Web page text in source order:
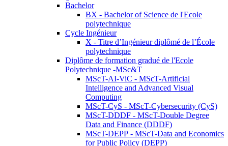
Bachelor
BX - Bachelor of Science de l'Ecole
polytechnique
Cycle Ingénieur
X - Titre d’Ingénieur diplômé de l’École
polytechnique
Diplôme de formation gradué de l'Ecole
Polytechnique -MSc&T
MScT-AI-ViC - MScT-Artificial
Intelligence and Advanced Visual
Computing
MScT-CyS - MScT-Cybersecurity (CyS)
MScT-DDDF - MScT-Double Degree
Data and Finance (DDDF)
MScT-DEPP - MScT-Data and Economics
for Public Policy (DEPP)